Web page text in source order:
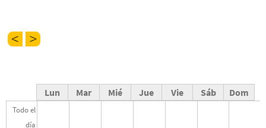
Lun Mar Mié Jue Vie Sáb Dom
Todo el
día